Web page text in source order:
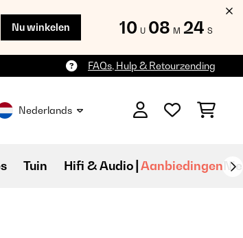
Nu winkelen 10 U 08 M 22 S
FAQs, Hulp & Retourzending
Nederlands
Tuin Hifi & Audio Aanbiedingen